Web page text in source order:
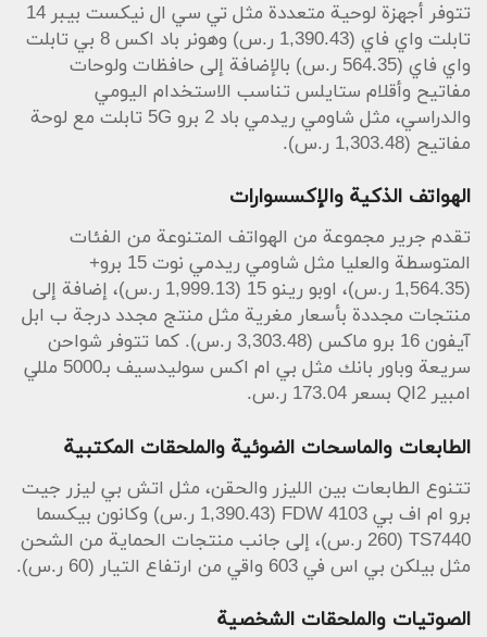
تتوفر أجهزة لوحية متعددة مثل تي سي ال نيكست بيبر 14
تابلت واي فاي (1,390.43 ر.س) وهونر باد اكس 8 بي تابلت
واي فاي (564.35 ر.س) بالإضافة إلى حافظات ولوحات
مفاتيح وأقلام ستايلس تناسب الاستخدام اليومي
والدراسي، مثل شاومي ريدمي باد 2 برو 5G تابلت مع لوحة
مفاتيح (1,303.48 ر.س).
الهواتف الذكية والإكسسوارات
تقدم جرير مجموعة من الهواتف المتنوعة من الفئات
المتوسطة والعليا مثل شاومي ريدمي نوت 15 برو+
(1,564.35 ر.س)، اوبو رينو 15 (1,999.13 ر.س)، إضافة إلى
منتجات مجددة بأسعار مغرية مثل منتج مجدد درجة ب ابل
آيفون 16 برو ماكس (3,303.48 ر.س). كما تتوفر شواحن
سريعة وباور بانك مثل بي ام اكس سوليدسيف بـ5000 مللي
امبير QI2 بسعر 173.04 ر.س.
الطابعات والماسحات الضوئية والملحقات المكتبية
تتنوع الطابعات بين الليزر والحقن، مثل اتش بي ليزر جيت
برو ام اف بي 4103 FDW (1,390.43 ر.س) وكانون بيكسما
TS7440 (260 ر.س)، إلى جانب منتجات الحماية من الشحن
مثل بيلكن بي اس في 603 واقي من ارتفاع التيار (60 ر.س).
الصوتيات والملحقات الشخصية